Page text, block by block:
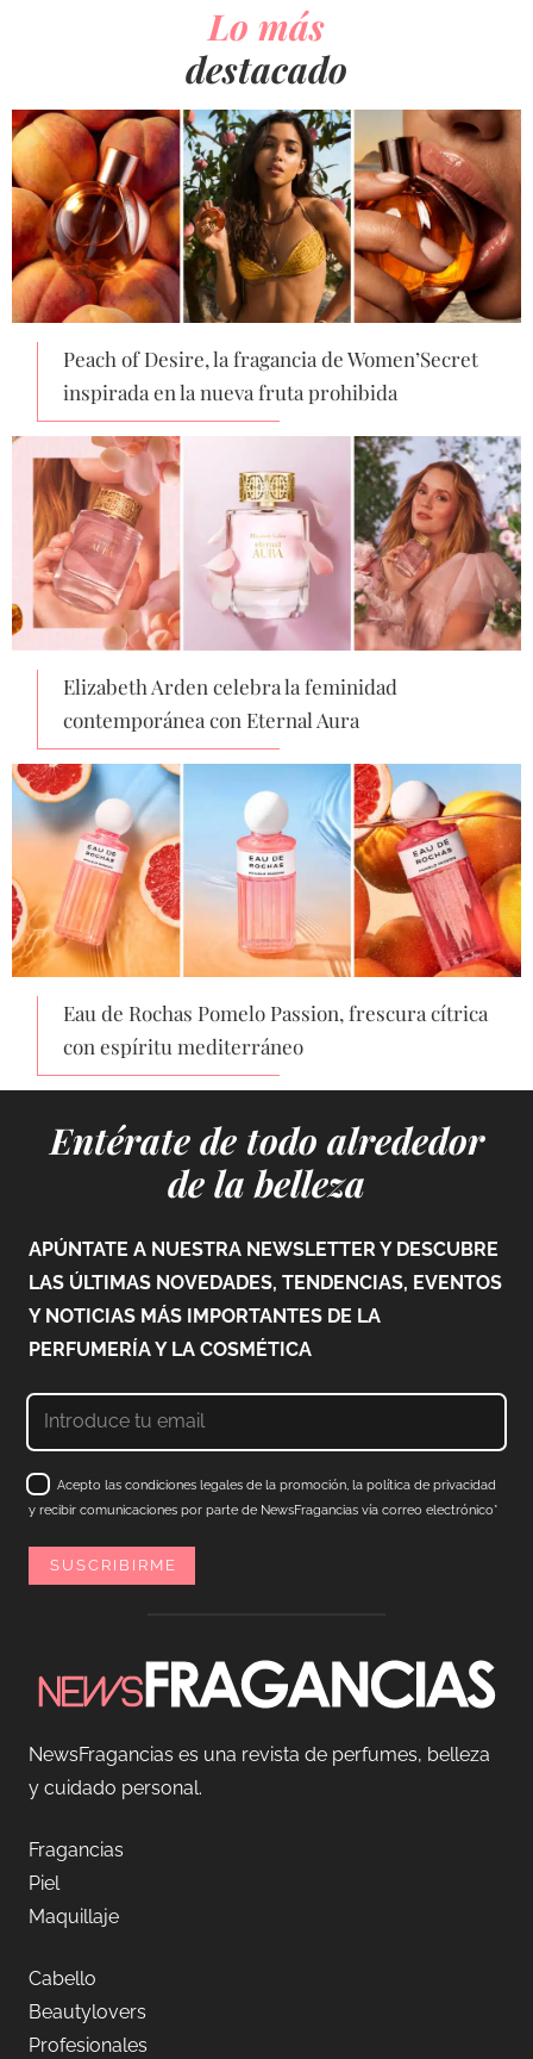
Lo más
destacado
Peach of Desire, la fragancia de Women’Secret
inspirada en la nueva fruta prohibida
Elizabeth Arden celebra la feminidad
contemporánea con Eternal Aura
Eau de Rochas Pomelo Passion, frescura cítrica
con espíritu mediterráneo
Entérate de todo alrededor
de la belleza
APÚNTATE A NUESTRA NEWSLETTER Y DESCUBRE
LAS ÚLTIMAS NOVEDADES, TENDENCIAS, EVENTOS
Y NOTICIAS MÁS IMPORTANTES DE LA
PERFUMERÍA Y LA COSMÉTICA
Acepto las condiciones legales de la promoción, la política de privacidad
y recibir comunicaciones por parte de NewsFragancias vía correo electrónico*
NewsFragancias es una revista de perfumes, belleza
y cuidado personal.
Fragancias
Piel
Maquillaje
Cabello
Beautylovers
Profesionales